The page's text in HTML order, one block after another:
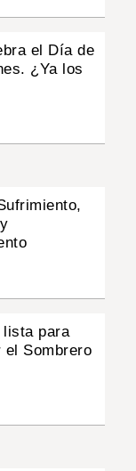
el Día de
¿Ya los
lista para
el Sombrero